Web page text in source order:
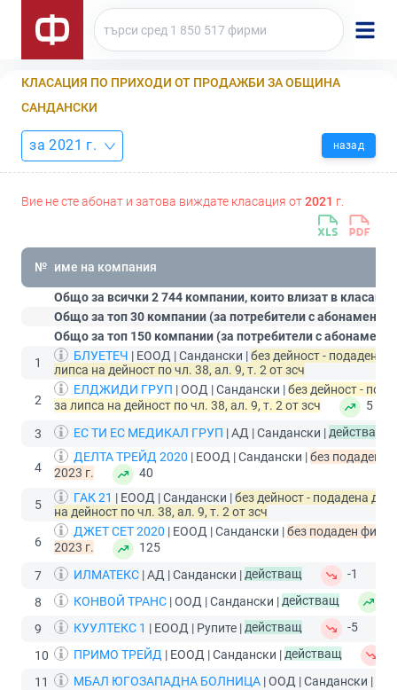
КЛАСАЦИЯ ПО ПРИХОДИ ОТ ПРОДАЖБИ ЗА ОБЩИНА
САНДАНСКИ
за 2021 г. назад
Вие не сте абонат и затова виждате класация от2021 г.
№ име на компания
Общо за всички 2 744 компании, които влизат в
Общо за топ 30 компании (за потребители с абонамент
Общо за топ 150 компании (за потребители с абонамент
1
БЛУЕТЕЧ | ЕООД | Сандански |без дейност - подадена
липса на дейност по чл. 38, ал. 9, т. 2 от зсч
2
ЕЛДЖИДИ ГРУП | ООД | Сандански |без дейност -
за липса на дейност по чл. 38, ал. 9, т. 2 от зсч
5
3
ЕС ТИ ЕС МЕДИКАЛ ГРУП | АД | Сандански |действащ
4
ДЕЛТА ТРЕЙД 2020 | ЕООД | Сандански |без подаден
2023 г.
40
5 ГАК 21 | ЕООД | Сандански |без дейност - подадена
на дейност по чл. 38, ал. 9, т. 2 от зсч
6
ДЖЕТ СЕТ 2020 | ЕООД | Сандански |без подаден
2023 г.
125
7
ИЛМАТЕКС | АД | Сандански |действащ
-1
8
КОНВОЙ ТРАНС | ООД | Сандански |действащ
9
КУУЛТЕКС 1 | ЕООД | Рупите |действащ
-5
10
ПРИМО ТРЕЙД | ЕООД | Сандански |действащ
11
МБАЛ ЮГОЗАПАДНА БОЛНИЦА | ООД | Сандански |